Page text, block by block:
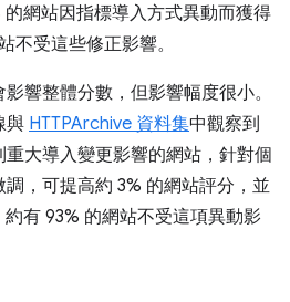
網站因指標導入方式異動而獲得
不受這些修正影響。
響整體分數，但影響幅度很小。
與 HTTPArchive 資料集中觀察到
大導入變更影響的網站，針對個
，可提高約 3% 的網站評分，並
有 93% 的網站不受這項異動影